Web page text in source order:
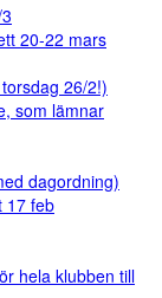
20-22 mars
26/2!)
som lämnar
dagordning)
17 feb
hela klubben till